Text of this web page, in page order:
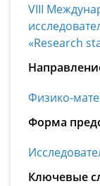
VIII
«Research
Физико-
Форма
Ключевые